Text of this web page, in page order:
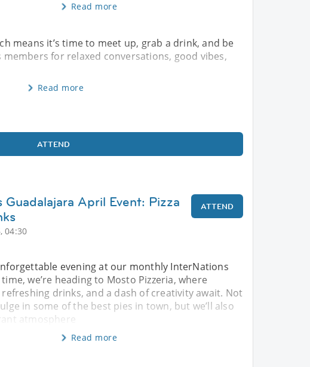
Read more
means it’s time to meet up, grab a drink, and be
for relaxed conversations, good vibes,
Read more
ATTEND
Guadalajara April Event: Pizza
04:30
ATTEND
evening at our monthly InterNations
we’re heading to Mosto Pizzeria, where
refreshing drinks, and a dash of creativity await. Not
in some of the best pies in town, but we’ll also
atmosphere
Read more